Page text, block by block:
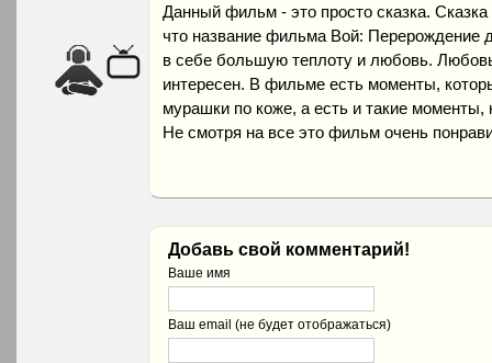
Данный фильм - это просто сказка.
что название фильма Вой: Перерождение
в себе большую теплоту и любовь.
интересен. В фильме есть моменты,
мурашки по коже, а есть и такие
Не смотря на все это фильм очень
Добавь свой комментарий!
Ваше имя
Ваш email (не будет отображаться)